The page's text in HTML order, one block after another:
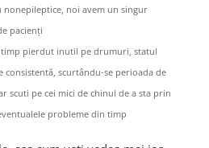
nonepileptice, noi avem un singur
pacienți
timp pierdut inutil pe drumuri, statul
consistentă, scurtându-se perioada de
scuti pe cei mici de chinul de a sta prin
probleme din timp